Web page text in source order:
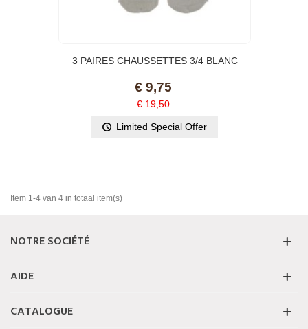
3 PAIRES CHAUSSETTES 3/4 BLANC
€ 9,75
€ 19,50
Limited Special Offer
Item 1-4 van 4 in totaal item(s)
NOTRE SOCIÉTÉ
AIDE
CATALOGUE